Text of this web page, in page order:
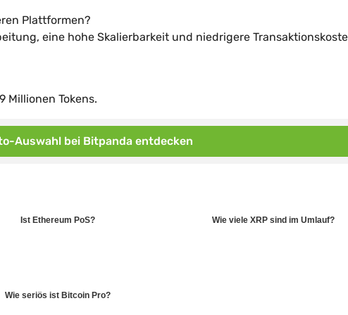
Plattformen?
eine hohe Skalierbarkeit und niedrigere
Millionen Tokens.
Auswahl bei Bitpanda entdecken
Ist Ethereum PoS? Wie viele XRP sind im Umlauf?
Wie seriös ist Bitcoin Pro?